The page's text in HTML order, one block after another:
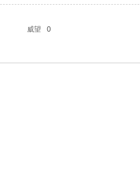
威望 0